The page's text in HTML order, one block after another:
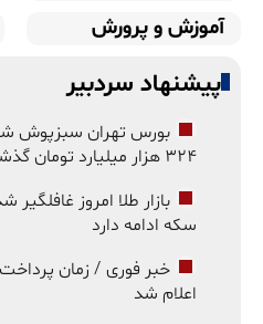
آموزش و پرورش
پیشنهاد سردبیر
بورس تهران سبزپوش
۳۲۴ هزار میلیارد تومان گذشت
بازار طلا امروز
سکه ادامه دارد
خبر فوری / زمان
اعلام شد